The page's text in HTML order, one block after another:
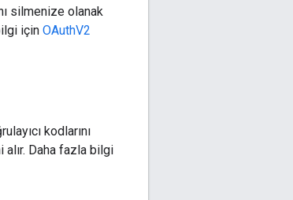
silmenize olanak
için OAuthV2
kodlarını
Daha fazla bilgi